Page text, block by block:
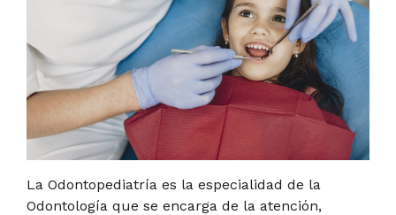
La Odontopediatría es la especialidad de la
Odontología que se encarga de la atención,